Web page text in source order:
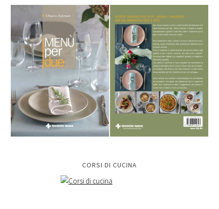
CORSI DI CUCINA